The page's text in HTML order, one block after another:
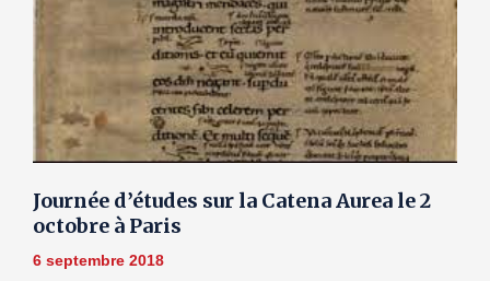
Journée d’études sur la Catena Aurea le 2
octobre à Paris
6 septembre 2018